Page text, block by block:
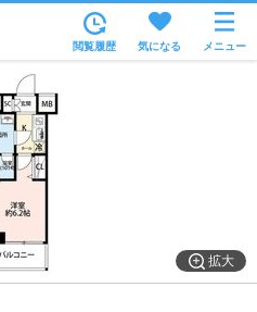
住所から
家賃相場から
物件特集から
不動産会社から
閲覧履歴 気になる メニュー
拡大